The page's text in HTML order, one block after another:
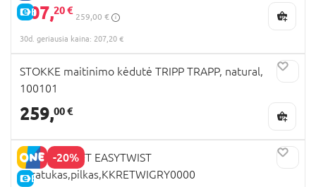
E-KAINA
207,20 €
259,00 €
30d. geriausia kaina: 207,20 €
STOKKE maitinimo kėdutė TRIPP TRAPP, natural,
100101
259,00 €
-20%
E-KAINA
KINDERKRAFT EASYTWIST
triratukas,pilkas,KKRETWIGRY0000